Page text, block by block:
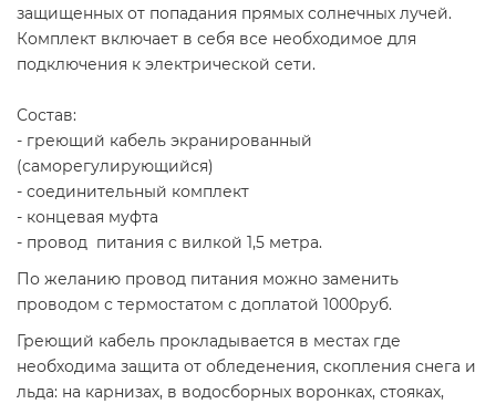
защищенных от попадания прямых солнечных лучей.
Комплект включает в себя все необходимое для
подключения к электрической сети.
Состав:
- греющий кабель экранированный
(саморегулирующийся)
- соединительный комплект
- концевая муфта
- провод питания с вилкой 1,5 метра.
По желанию провод питания можно заменить
проводом с термостатом с доплатой 1000руб.
Греющий кабель прокладывается в местах где
необходима защита от обледенения, скопления снега и
льда: на карнизах, в водосборных воронках, стояках,